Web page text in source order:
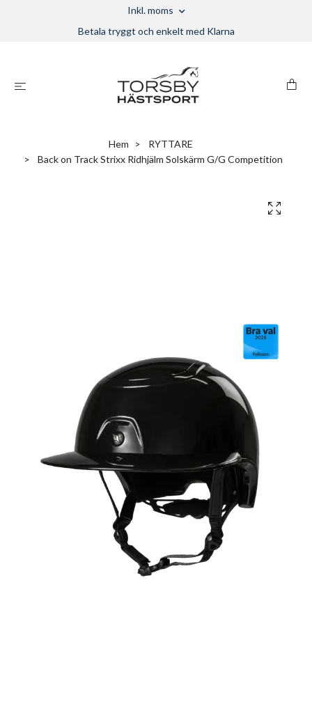
Inkl. moms
Betala tryggt och enkelt med Klarna
Hem
RYTTARE
Back on Track Strixx Ridhjälm Solskärm G/G Competition